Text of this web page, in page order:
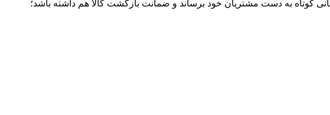
کوتاه به دست مشتریان خود برساند و ضمانت بازگشت کالا هم داشته باشد؛